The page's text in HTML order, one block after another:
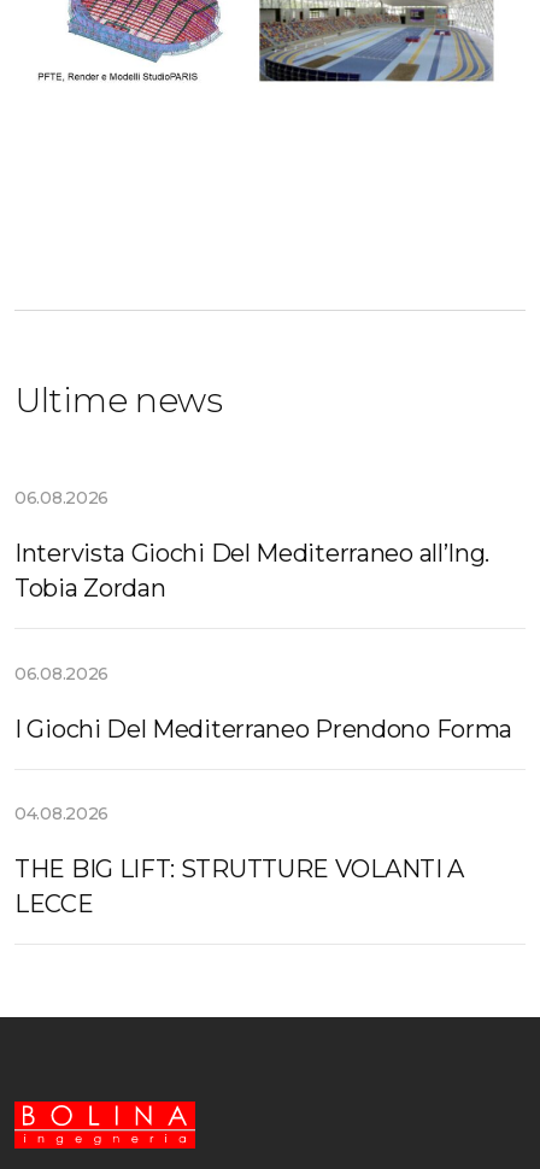
Ultime news
06.08.2026
Intervista Giochi Del Mediterraneo all’Ing.
Tobia Zordan
06.08.2026
I Giochi Del Mediterraneo Prendono Forma
04.08.2026
THE BIG LIFT: STRUTTURE VOLANTI A
LECCE